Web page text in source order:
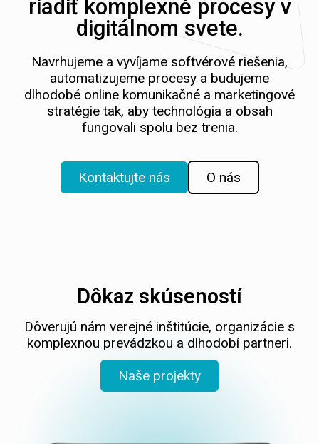
riadiť komplexné procesy v
digitálnom svete.
Navrhujeme a vyvíjame softvérové riešenia,
automatizujeme procesy a budujeme
dlhodobé online komunikačné a marketingové
stratégie tak, aby technológia a obsah
fungovali spolu bez trenia.
Kontaktujte nás O nás
Dôkaz skúseností
Dôverujú nám verejné inštitúcie, organizácie s
komplexnou prevádzkou a dlhodobí partneri.
Naše projekty